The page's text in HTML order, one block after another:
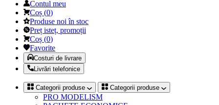
Contul meu
Coș (0)
Produse noi în stoc
Preț isteț, promoții
Coș (0)
Favorite
Costuri de livrare
Livrări telefonice
Categorii produse Categorii produse
PRO MODELISM